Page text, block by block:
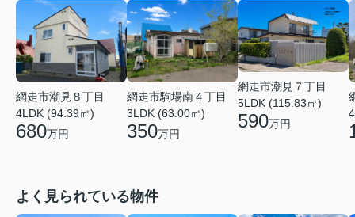
網走市潮見８丁目
4LDK (94.39㎡)
680万円
網走市駒場南４丁目
3LDK (63.00㎡)
350万円
網走市潮見７丁目
5LDK (115.83㎡)
590万円
よく見られている物件